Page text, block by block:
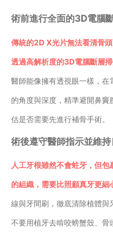
術前進行全面的3D電腦
傳統的2D X光片無法看清骨
透過高解析度的3D電腦斷層
醫師能像擁有透視眼一樣，在
的角度與深度，精準避開鼻
估是否需要先進行補骨手術。
術後遵守醫師指示並維
人工牙根雖然不會蛀牙，但
的組織，需要比照顧真牙更細
線與牙間刷，徹底清除植體
不要用植牙去啃咬螃蟹殼、骨